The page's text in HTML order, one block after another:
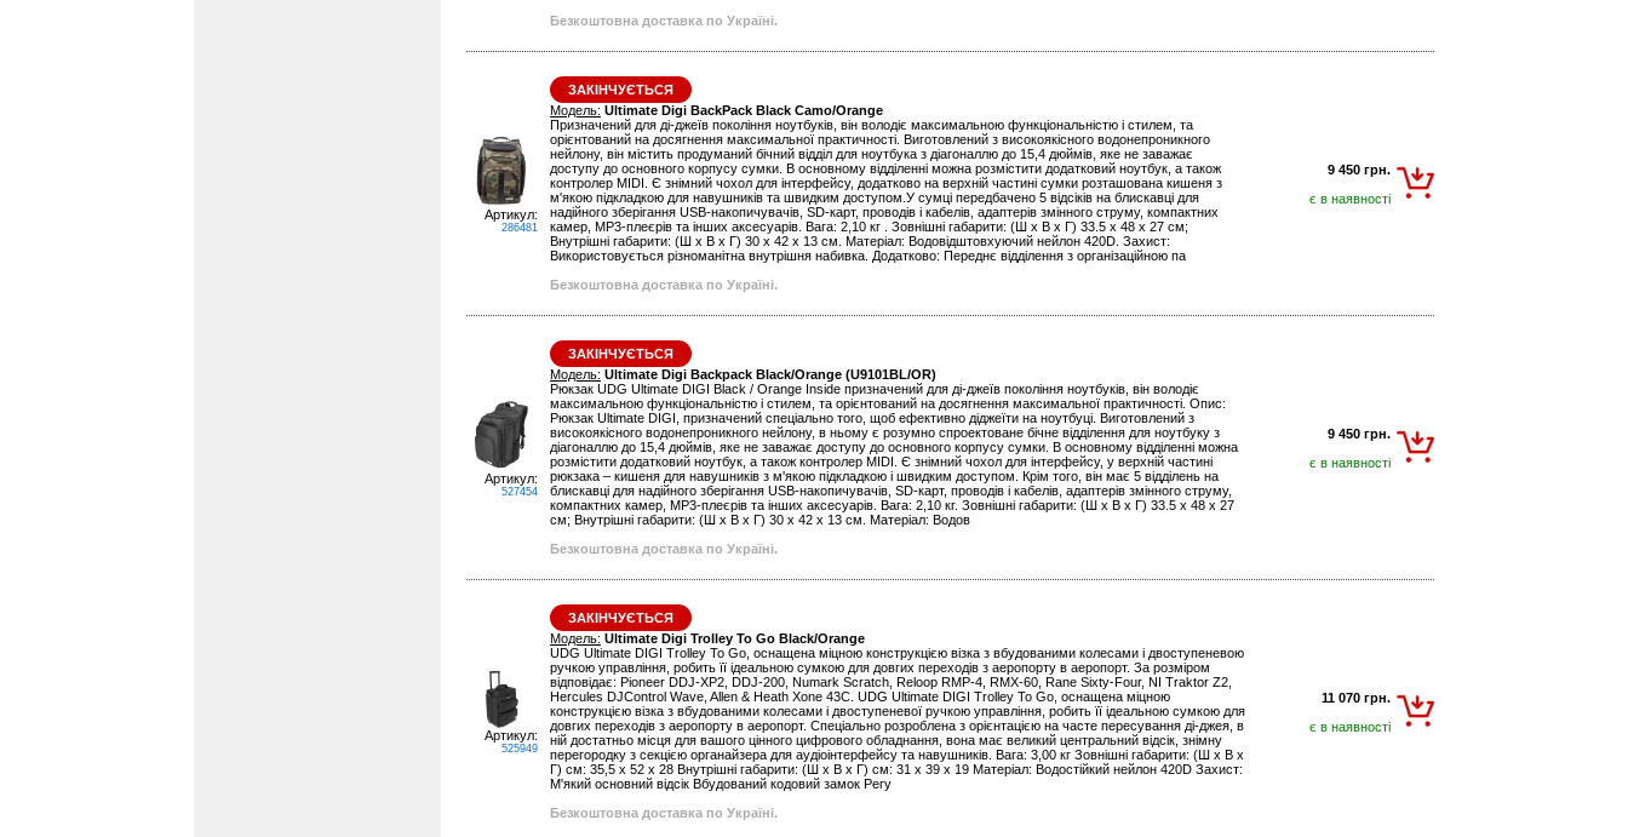
Безкоштовна доставка по Україні.
Артикул:
286481
ЗАКІНЧУЄТЬСЯ
Модель: Ultimate Digi BackPack Black Camo/Orange
Призначений для ді-джеїв покоління ноутбуків, він володіє максимальною функціональністю і стилем, та
орієнтований на досягнення максимальної практичності. Виготовлений з високоякісного водонепроникного
нейлону, він містить продуманий бічний відділ для ноутбука з діагоналлю до 15,4 дюймів, яке не заважає
доступу до основного корпусу сумки. В основному відділенні можна розмістити додатковий ноутбук, а також
контролер MIDI. Є знімний чохол для інтерфейсу, додатково на верхній частині сумки розташована кишеня з
м'якою підкладкою для навушників та швидким доступом.У сумці передбачено 5 відсіків на блискавці для
надійного зберігання USB-накопичувачів, SD-карт, проводів і кабелів, адаптерів змінного струму, компактних
камер, MP3-плеєрів та інших аксесуарів. Вага: 2,10 кг . Зовнішні габарити: (Ш х В х Г) 33.5 x 48 x 27 см;
Внутрішні габарити: (Ш х В х Г) 30 x 42 x 13 см. Матеріал: Водовідштовхуючий нейлон 420D. Захист:
Використовується різноманітна внутрішня набивка. Додатково: Переднє відділення з організаційною па
Безкоштовна доставка по Україні.
9 450 грн.
є в наявності
Артикул:
527454
ЗАКІНЧУЄТЬСЯ
Модель: Ultimate Digi Backpack Black/Orange (U9101BL/OR)
Рюкзак UDG Ultimate DIGI Black / Orange Inside призначений для ді-джеїв покоління ноутбуків, він володіє
максимальною функціональністю і стилем, та орієнтований на досягнення максимальної практичності. Опис:
Рюкзак Ultimate DIGI, призначений спеціально того, щоб ефективно діджеїти на ноутбуці. Виготовлений з
високоякісного водонепроникного нейлону, в ньому є розумно спроектоване бічне відділення для ноутбуку з
діагоналлю до 15,4 дюймів, яке не заважає доступу до основного корпусу сумки. В основному відділенні можна
розмістити додатковий ноутбук, а також контролер MIDI. Є знімний чохол для інтерфейсу, у верхній частині
рюкзака – кишеня для навушників з м'якою підкладкою і швидким доступом. Крім того, він має 5 відділень на
блискавці для надійного зберігання USB-накопичувачів, SD-карт, проводів і кабелів, адаптерів змінного струму,
компактних камер, MP3-плеєрів та інших аксесуарів. Вага: 2,10 кг. Зовнішні габарити: (Ш х В х Г) 33.5 x 48 x 27
см; Внутрішні габарити: (Ш х В х Г) 30 x 42 x 13 см. Матеріал: Водов
Безкоштовна доставка по Україні.
9 450 грн.
є в наявності
Артикул:
525949
ЗАКІНЧУЄТЬСЯ
Модель: Ultimate Digi Trolley To Go Black/Orange
UDG Ultimate DIGI Trolley To Go, оснащена міцною конструкцією візка з вбудованими колесами і двоступеневою
ручкою управління, робить її ідеальною сумкою для довгих переходів з аеропорту в аеропорт. За розміром
відповідає: Pioneer DDJ-XP2, DDJ-200, Numark Scratch, Reloop RMP-4, RMX-60, Rane Sixty-Four, NI Traktor Z2,
Hercules DJControl Wave, Allen & Heath Xone 43C. UDG Ultimate DIGI Trolley To Go, оснащена міцною
конструкцією візка з вбудованими колесами і двоступеневої ручкою управління, робить її ідеальною сумкою для
довгих переходів з аеропорту в аеропорт. Спеціально розроблена з орієнтацією на часте пересування ді-джея, в
ній достатньо місця для вашого цінного цифрового обладнання, вона має великий центральний відсік, знімну
перегородку з секцією органайзера для аудіоінтерфейсу та навушників. Вага: 3,00 кг Зовнішні габарити: (Ш х В х
Г) см: 35,5 x 52 x 28 Внутрішні габарити: (Ш х В х Г) см: 31 х 39 х 19 Матеріал: Водостійкий нейлон 420D Захист:
М'який основний відсік Вбудований кодовий замок Регу
Безкоштовна доставка по Україні.
11 070 грн.
є в наявності